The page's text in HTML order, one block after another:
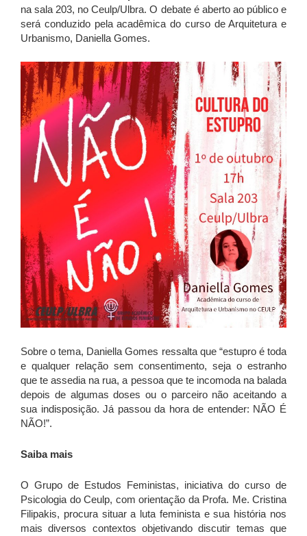
na sala 203, no Ceulp/Ulbra. O debate é aberto ao público e
será conduzido pela acadêmica do curso de Arquitetura e
Urbanismo, Daniella Gomes.
Sobre o tema, Daniella Gomes ressalta que “estupro é toda
e qualquer relação sem consentimento, seja o estranho
que te assedia na rua, a pessoa que te incomoda na balada
depois de algumas doses ou o parceiro não aceitando a
sua indisposição. Já passou da hora de entender: NÃO É
NÃO!”.
Saiba mais
O Grupo de Estudos Feministas, iniciativa do curso de
Psicologia do Ceulp, com orientação da Profa. Me. Cristina
Filipakis, procura situar a luta feminista e sua história nos
mais diversos contextos objetivando discutir temas que